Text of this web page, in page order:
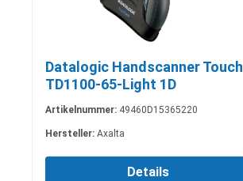
Datalogic Handscanner Touch
TD1100-65-Light 1D
Artikelnummer: 49460D15365220
Hersteller: Axalta
Details